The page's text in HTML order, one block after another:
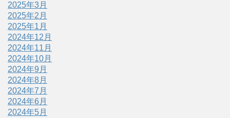
2025年3月
2025年2月
2025年1月
2024年12月
2024年11月
2024年10月
2024年9月
2024年8月
2024年7月
2024年6月
2024年5月